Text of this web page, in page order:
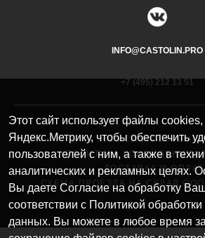
INFO@CASTOLIN.PRO
+7 (495) 212 13 51​
© 2025 CASTOLIN
ПОЛИТИКА
ДОСТАВКА И
СХЕМА ПРОЕЗДА НА СКЛАД
Этот сайт использует файлы cookies,
Яндекс.Метрику, чтобы обеспечить
пользователей с ним, а также в
аналитических и рекламных целях.
Вы даете Согласие на обработку
соответствии с Политикой
данных. Вы можете в любое время